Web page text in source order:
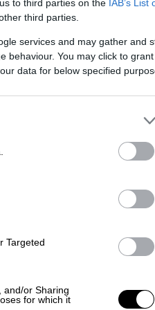
to third parties on the IAB’s List
third parties.
services and may gather and
behaviour. You may click to
data for below specified
Targeted
and/or Sharing
for which it
λόγο η
και να
έρευνα
ποιο
μιας
Αρείου
λόγο